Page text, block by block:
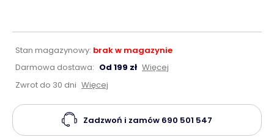
Stan magazynowy: brak w magazynie
Darmowa dostawa: Od 199 zł Więcej
Zwrot do 30 dni Więcej
Zadzwoń i zamów 690 501 547